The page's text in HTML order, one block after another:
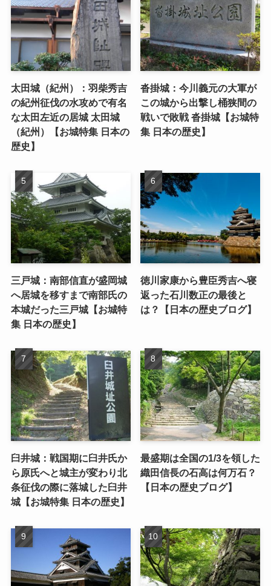
太田城（紀州）：羽柴秀吉
の紀州征伐の水攻めで有名
な太田左近の居城 太田城
（紀州）【お城特集 日本の
歴史】
沓掛城：今川義元の大軍が
この城から出撃し桶狭間の
戦いで敗戦 沓掛城【お城特
集 日本の歴史】
三戸城：南部信直が盛岡城
へ居城を移すまで南部氏の
本城だった三戸城【お城特
集 日本の歴史】
徳川家康から豊臣秀吉へ寝
返った石川数正の最後と
は？【日本の歴史ブログ】
臼井城：戦国期に臼井氏か
ら原氏へと城主が変わり北
条征伐の際に落城した臼井
城【お城特集 日本の歴史】
最盛期は全国の1/3を領した
織田信長の石高は何万石？
【日本の歴史ブログ】